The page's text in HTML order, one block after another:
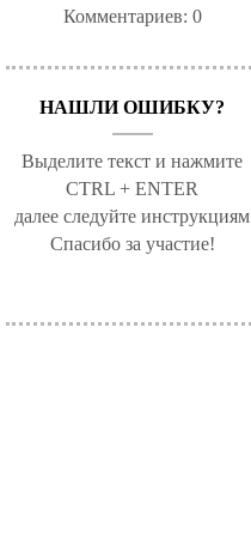
Комментариев: 0
НАШЛИ ОШИБКУ?
Выделите текст и нажмите
CTRL + ENTER
далее следуйте инструкциям
Спасибо за участие!